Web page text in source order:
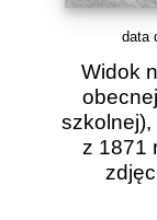
data
Widok
z 1871